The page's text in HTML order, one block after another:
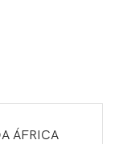
ÁFRICA